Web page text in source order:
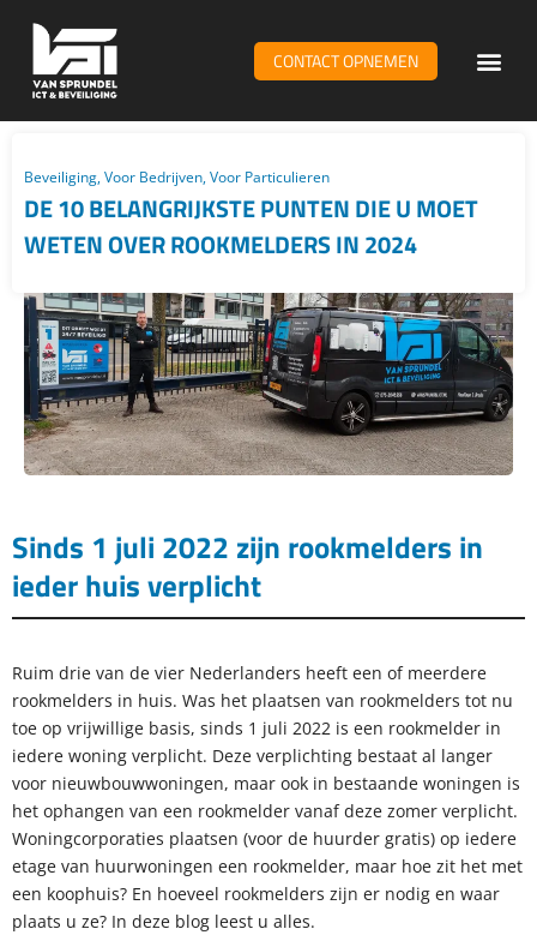
CONTACT OPNEMEN
Beveiliging,Voor Bedrijven,Voor Particulieren
DE 10 BELANGRIJKSTE PUNTEN DIE U MOET
WETEN OVER ROOKMELDERS IN 2024
Sinds 1 juli 2022 zijn rookmelders in
ieder huis verplicht
Ruim drie van de vier Nederlanders heeft een of meerdere
rookmelders in huis. Was het plaatsen van rookmelders tot nu
toe op vrijwillige basis, sinds 1 juli 2022 is een rookmelder in
iedere woning verplicht. Deze verplichting bestaat al langer
voor nieuwbouwwoningen, maar ook in bestaande woningen is
het ophangen van een rookmelder vanaf deze zomer verplicht.
Woningcorporaties plaatsen (voor de huurder gratis) op iedere
etage van huurwoningen een rookmelder, maar hoe zit het met
een koophuis? En hoeveel rookmelders zijn er nodig en waar
plaats u ze? In deze blog leest u alles.